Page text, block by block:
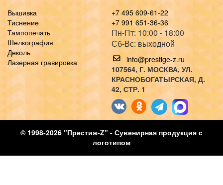
Вышивка
Тиснение
Тампопечать
Шелкография
Деколь
Лазерная гравировка
+7 495 609-61-22
+7 991 651-36-36
Пн-Пт: 10:00 - 18:00
Сб-Вс: выходной
info@prestige-z.ru
107564, Г. МОСКВА, УЛ.
КРАСНОБОГАТЫРСКАЯ, Д.
42, СТР. 1
© 1998-2026 "Престиж-Z" - Сувенирная продукция с
логотипом